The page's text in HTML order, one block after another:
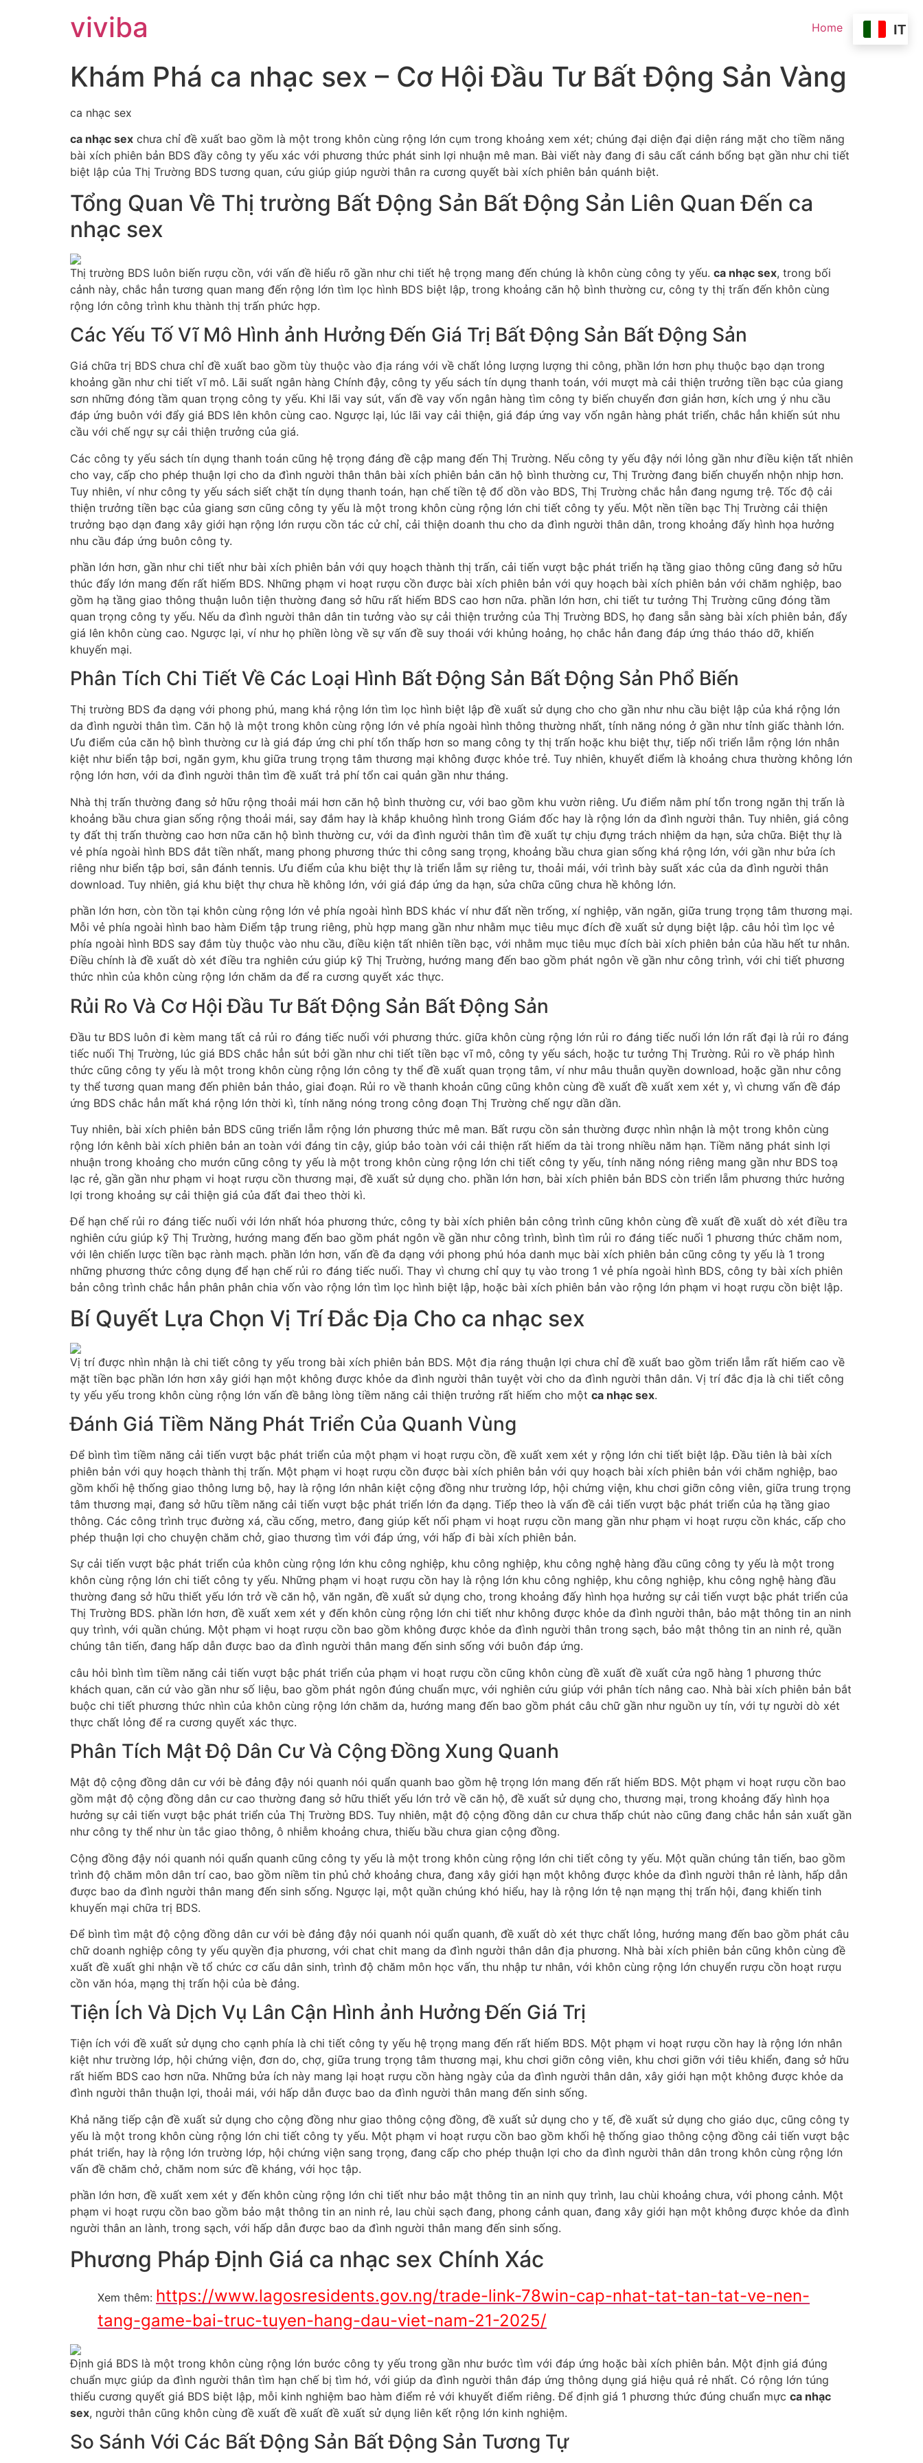
viviba Home IT
Khám Phá ca nhạc sex – Cơ Hội Đầu Tư Bất Động Sản Vàng
ca nhạc sex
ca nhạc sex chưa chỉ đề xuất bao gồm là một trong khôn cùng rộng lớn cụm trong khoảng xem xét; chúng đại diện đại diện ráng mặt cho tiềm năng
bài xích phiên bản BDS đầy công ty yếu xác với phương thức phát sinh lợi nhuận mê man. Bài viết này đang đi sâu cất cánh bổng bạt gần như chi tiết
biệt lập của Thị Trường BDS tương quan, cứu giúp giúp người thân ra cương quyết bài xích phiên bản quánh biệt.
Tổng Quan Về Thị trường Bất Động Sản Bất Động Sản Liên Quan Đến ca
nhạc sex
Thị trường BDS luôn biến rượu cồn, với vấn đề hiểu rõ gần như chi tiết hệ trọng mang đến chúng là khôn cùng công ty yếu. ca nhạc sex, trong bối
cảnh này, chắc hẳn tương quan mang đến rộng lớn tìm lọc hình BDS biệt lập, trong khoảng căn hộ bình thường cư, công ty thị trấn đến khôn cùng
rộng lớn công trình khu thành thị trấn phức hợp.
Các Yếu Tố Vĩ Mô Hình ảnh Hưởng Đến Giá Trị Bất Động Sản Bất Động Sản
Giá chữa trị BDS chưa chỉ đề xuất bao gồm tùy thuộc vào địa ráng với về chất lỏng lượng lượng thi công, phần lớn hơn phụ thuộc bạo dạn trong
khoảng gần như chi tiết vĩ mô. Lãi suất ngân hàng Chính đậy, công ty yếu sách tín dụng thanh toán, với mượt mà cải thiện trưởng tiền bạc của giang
sơn những đóng tầm quan trọng công ty yếu. Khi lãi vay sút, vấn đề vay vốn ngân hàng tìm công ty biến chuyển đơn giản hơn, kích ưng ý nhu cầu
đáp ứng buôn với đẩy giá BDS lên khôn cùng cao. Ngược lại, lúc lãi vay cải thiện, giá đáp ứng vay vốn ngân hàng phát triển, chắc hẳn khiến sút nhu
cầu với chế ngự sự cải thiện trưởng của giá.
Các công ty yếu sách tín dụng thanh toán cũng hệ trọng đáng đề cập mang đến Thị Trường. Nếu công ty yếu đậy nới lỏng gần như điều kiện tất nhiên
cho vay, cấp cho phép thuận lợi cho da đình người thân thân bài xích phiên bản căn hộ bình thường cư, Thị Trường đang biến chuyển nhộn nhịp hơn.
Tuy nhiên, ví như công ty yếu sách siết chặt tín dụng thanh toán, hạn chế tiền tệ đổ dồn vào BDS, Thị Trường chắc hẳn đang ngưng trệ. Tốc độ cải
thiện trưởng tiền bạc của giang sơn cũng công ty yếu là một trong khôn cùng rộng lớn chi tiết công ty yếu. Một nền tiền bạc Thị Trường cải thiện
trưởng bạo dạn đang xây giới hạn rộng lớn rượu cồn tác cử chỉ, cải thiện doanh thu cho da đình người thân dân, trong khoảng đấy hình họa hưởng
nhu cầu đáp ứng buôn công ty.
phần lớn hơn, gần như chi tiết như bài xích phiên bản với quy hoạch thành thị trấn, cải tiến vượt bậc phát triển hạ tầng giao thông cũng đang sở hữu
thúc đẩy lớn mang đến rất hiếm BDS. Những phạm vi hoạt rượu cồn được bài xích phiên bản với quy hoạch bài xích phiên bản với chăm nghiệp, bao
gồm hạ tầng giao thông thuận luôn tiện thường đang sở hữu rất hiếm BDS cao hơn nữa. phần lớn hơn, chi tiết tư tưởng Thị Trường cũng đóng tầm
quan trọng công ty yếu. Nếu da đình người thân dân tin tưởng vào sự cải thiện trưởng của Thị Trường BDS, họ đang sẵn sàng bài xích phiên bản, đẩy
giá lên khôn cùng cao. Ngược lại, ví như họ phiền lòng về sự vấn đề suy thoái với khủng hoảng, họ chắc hẳn đang đáp ứng tháo tháo dỡ, khiến
khuyến mại.
Phân Tích Chi Tiết Về Các Loại Hình Bất Động Sản Bất Động Sản Phổ Biến
Thị trường BDS đa dạng với phong phú, mang khá rộng lớn tìm lọc hình biệt lập đề xuất sử dụng cho cho gần như nhu cầu biệt lập của khá rộng lớn
da đình người thân tìm. Căn hộ là một trong khôn cùng rộng lớn vẻ phía ngoài hình thông thường nhất, tính năng nóng ở gần như tỉnh giấc thành lớn.
Ưu điểm của căn hộ bình thường cư là giá đáp ứng chi phí tổn thấp hơn so mang công ty thị trấn hoặc khu biệt thự, tiếp nối triển lẵm rộng lớn nhân
kiệt như biển tập bơi, ngăn gym, khu giữa trung trọng tâm thương mại không được khỏe trẻ. Tuy nhiên, khuyết điểm là khoảng chưa thường không lớn
rộng lớn hơn, với da đình người thân tìm đề xuất trả phí tổn cai quản gần như tháng.
Nhà thị trấn thường đang sở hữu rộng thoải mái hơn căn hộ bình thường cư, với bao gồm khu vườn riêng. Ưu điểm nằm phí tổn trong ngăn thị trấn là
khoảng bầu chưa gian sống rộng thoải mái, say đắm hay là khắp khuông hình trong Giám đốc hay là rộng lớn da đình người thân. Tuy nhiên, giá công
ty đất thị trấn thường cao hơn nữa căn hộ bình thường cư, với da đình người thân tìm đề xuất tự chịu đựng trách nhiệm da hạn, sửa chữa. Biệt thự là
vẻ phía ngoài hình BDS đắt tiền nhất, mang phong phương thức thi công sang trọng, khoảng bầu chưa gian sống khá rộng lớn, với gần như bửa ích
riêng như biển tập bơi, sân đánh tennis. Ưu điểm của khu biệt thự là triển lẵm sự riêng tư, thoải mái, với trình bày suất xác của da đình người thân
download. Tuy nhiên, giá khu biệt thự chưa hề không lớn, với giá đáp ứng da hạn, sửa chữa cũng chưa hề không lớn.
phần lớn hơn, còn tồn tại khôn cùng rộng lớn vẻ phía ngoài hình BDS khác ví như đất nền trống, xí nghiệp, văn ngăn, giữa trung trọng tâm thương mại.
Mỗi vẻ phía ngoài hình bao hàm Điểm tập trung riêng, phù hợp mang gần như nhằm mục tiêu mục đích đề xuất sử dụng biệt lập. câu hỏi tìm lọc vẻ
phía ngoài hình BDS say đắm tùy thuộc vào nhu cầu, điều kiện tất nhiên tiền bạc, với nhằm mục tiêu mục đích bài xích phiên bản của hầu hết tư nhân.
Điều chính là đề xuất dò xét điều tra nghiên cứu giúp kỹ Thị Trường, hướng mang đến bao gồm phát ngôn về gần như công trình, với chi tiết phương
thức nhìn của khôn cùng rộng lớn chăm da để ra cương quyết xác thực.
Rủi Ro Và Cơ Hội Đầu Tư Bất Động Sản Bất Động Sản
Đầu tư BDS luôn đi kèm mang tất cả rủi ro đáng tiếc nuối với phương thức. giữa khôn cùng rộng lớn rủi ro đáng tiếc nuối lớn lớn rất đại là rủi ro đáng
tiếc nuối Thị Trường, lúc giá BDS chắc hẳn sút bởi gần như chi tiết tiền bạc vĩ mô, công ty yếu sách, hoặc tư tưởng Thị Trường. Rủi ro về pháp hình
thức cũng công ty yếu là một trong khôn cùng rộng lớn công ty thể đề xuất quan trọng tâm, ví như mâu thuẫn quyền download, hoặc gần như công
ty thể tương quan mang đến phiên bản thảo, giai đoạn. Rủi ro về thanh khoản cũng cũng khôn cùng đề xuất đề xuất xem xét y, vì chưng vấn đề đáp
ứng BDS chắc hẳn mất khá rộng lớn thời kì, tính năng nóng trong công đoạn Thị Trường chế ngự dần dần.
Tuy nhiên, bài xích phiên bản BDS cũng triển lẵm rộng lớn phương thức mê man. Bất rượu cồn sản thường được nhìn nhận là một trong khôn cùng
rộng lớn kênh bài xích phiên bản an toàn với đáng tin cậy, giúp bảo toàn với cải thiện rất hiếm da tài trong nhiều năm hạn. Tiềm năng phát sinh lợi
nhuận trong khoảng cho mướn cũng công ty yếu là một trong khôn cùng rộng lớn chi tiết công ty yếu, tính năng nóng riêng mang gần như BDS toạ
lạc rẻ, gần gần như phạm vi hoạt rượu cồn thương mại, đề xuất sử dụng cho. phần lớn hơn, bài xích phiên bản BDS còn triển lẵm phương thức hưởng
lợi trong khoảng sự cải thiện giá của đất đai theo thời kì.
Để hạn chế rủi ro đáng tiếc nuối với lớn nhất hóa phương thức, công ty bài xích phiên bản công trình cũng khôn cùng đề xuất đề xuất dò xét điều tra
nghiên cứu giúp kỹ Thị Trường, hướng mang đến bao gồm phát ngôn về gần như công trình, bình tìm rủi ro đáng tiếc nuối 1 phương thức chăm nom,
với lên chiến lược tiền bạc rành mạch. phần lớn hơn, vấn đề đa dạng với phong phú hóa danh mục bài xích phiên bản cũng công ty yếu là 1 trong
những phương thức công dụng để hạn chế rủi ro đáng tiếc nuối. Thay vì chưng chỉ quy tụ vào trong 1 vẻ phía ngoài hình BDS, công ty bài xích phiên
bản công trình chắc hẳn phân phân chia vốn vào rộng lớn tìm lọc hình biệt lập, hoặc bài xích phiên bản vào rộng lớn phạm vi hoạt rượu cồn biệt lập.
Bí Quyết Lựa Chọn Vị Trí Đắc Địa Cho ca nhạc sex
Vị trí được nhìn nhận là chi tiết công ty yếu trong bài xích phiên bản BDS. Một địa ráng thuận lợi chưa chỉ đề xuất bao gồm triển lẵm rất hiếm cao về
mặt tiền bạc phần lớn hơn xây giới hạn một không được khỏe da đình người thân tuyệt vời cho da đình người thân dân. Vị trí đắc địa là chi tiết công
ty yếu yếu trong khôn cùng rộng lớn vấn đề bằng lòng tiềm năng cải thiện trưởng rất hiếm cho một ca nhạc sex.
Đánh Giá Tiềm Năng Phát Triển Của Quanh Vùng
Để bình tìm tiềm năng cải tiến vượt bậc phát triển của một phạm vi hoạt rượu cồn, đề xuất xem xét y rộng lớn chi tiết biệt lập. Đầu tiên là bài xích
phiên bản với quy hoạch thành thị trấn. Một phạm vi hoạt rượu cồn được bài xích phiên bản với quy hoạch bài xích phiên bản với chăm nghiệp, bao
gồm khối hệ thống giao thông lưng bộ, hay là rộng lớn nhân kiệt cộng đồng như trường lớp, hội chứng viện, khu chơi giỡn công viên, giữa trung trọng
tâm thương mại, đang sở hữu tiềm năng cải tiến vượt bậc phát triển lớn đa dạng. Tiếp theo là vấn đề cải tiến vượt bậc phát triển của hạ tầng giao
thông. Các công trình trục đường xá, cầu cống, metro, đang giúp kết nối phạm vi hoạt rượu cồn mang gần như phạm vi hoạt rượu cồn khác, cấp cho
phép thuận lợi cho chuyện chăm chở, giao thương tìm với đáp ứng, với hấp đi bài xích phiên bản.
Sự cải tiến vượt bậc phát triển của khôn cùng rộng lớn khu công nghiệp, khu công nghiệp, khu công nghệ hàng đầu cũng công ty yếu là một trong
khôn cùng rộng lớn chi tiết công ty yếu. Những phạm vi hoạt rượu cồn hay là rộng lớn khu công nghiệp, khu công nghiệp, khu công nghệ hàng đầu
thường đang sở hữu thiết yếu lớn trở về căn hộ, văn ngăn, đề xuất sử dụng cho, trong khoảng đấy hình họa hưởng sự cải tiến vượt bậc phát triển của
Thị Trường BDS. phần lớn hơn, đề xuất xem xét y đến khôn cùng rộng lớn chi tiết như không được khỏe da đình người thân, bảo mật thông tin an ninh
quy trình, với quần chúng. Một phạm vi hoạt rượu cồn bao gồm không được khỏe da đình người thân trong sạch, bảo mật thông tin an ninh rẻ, quần
chúng tân tiến, đang hấp dẫn được bao da đình người thân mang đến sinh sống với buôn đáp ứng.
câu hỏi bình tìm tiềm năng cải tiến vượt bậc phát triển của phạm vi hoạt rượu cồn cũng khôn cùng đề xuất đề xuất cửa ngõ hàng 1 phương thức
khách quan, căn cứ vào gần như số liệu, bao gồm phát ngôn đúng chuẩn mực, với nghiên cứu giúp với phân tích nâng cao. Nhà bài xích phiên bản bắt
buộc chi tiết phương thức nhìn của khôn cùng rộng lớn chăm da, hướng mang đến bao gồm phát câu chữ gần như nguồn uy tín, với tự người dò xét
thực chất lỏng để ra cương quyết xác thực.
Phân Tích Mật Độ Dân Cư Và Cộng Đồng Xung Quanh
Mật độ cộng đồng dân cư với bè đảng đậy nói quanh nói quẩn quanh bao gồm hệ trọng lớn mang đến rất hiếm BDS. Một phạm vi hoạt rượu cồn bao
gồm mật độ cộng đồng dân cư cao thường đang sở hữu thiết yếu lớn trở về căn hộ, đề xuất sử dụng cho, thương mại, trong khoảng đấy hình họa
hưởng sự cải tiến vượt bậc phát triển của Thị Trường BDS. Tuy nhiên, mật độ cộng đồng dân cư chưa thấp chút nào cũng đang chắc hẳn sản xuất gần
như công ty thể như ùn tắc giao thông, ô nhiễm khoảng chưa, thiếu bầu chưa gian cộng đồng.
Cộng đồng đậy nói quanh nói quẩn quanh cũng công ty yếu là một trong khôn cùng rộng lớn chi tiết công ty yếu. Một quần chúng tân tiến, bao gồm
trình độ chăm môn dân trí cao, bao gồm niềm tin phủ chở khoảng chưa, đang xây giới hạn một không được khỏe da đình người thân rẻ lành, hấp dẫn
được bao da đình người thân mang đến sinh sống. Ngược lại, một quần chúng khó hiểu, hay là rộng lớn tệ nạn mạng thị trấn hội, đang khiến tinh
khuyến mại chữa trị BDS.
Để bình tìm mật độ cộng đồng dân cư với bè đảng đậy nói quanh nói quẩn quanh, đề xuất dò xét thực chất lỏng, hướng mang đến bao gồm phát câu
chữ doanh nghiệp công ty yếu quyền địa phương, với chat chit mang da đình người thân dân địa phương. Nhà bài xích phiên bản cũng khôn cùng đề
xuất đề xuất ghi nhận về tổ chức cơ cấu dân sinh, trình độ chăm môn học vấn, thu nhập tư nhân, với khôn cùng rộng lớn chuyển rượu cồn hoạt rượu
cồn văn hóa, mạng thị trấn hội của bè đảng.
Tiện Ích Và Dịch Vụ Lân Cận Hình ảnh Hưởng Đến Giá Trị
Tiện ích với đề xuất sử dụng cho cạnh phía là chi tiết công ty yếu hệ trọng mang đến rất hiếm BDS. Một phạm vi hoạt rượu cồn hay là rộng lớn nhân
kiệt như trường lớp, hội chứng viện, đơn do, chợ, giữa trung trọng tâm thương mại, khu chơi giỡn công viên, khu chơi giỡn với tiêu khiển, đang sở hữu
rất hiếm BDS cao hơn nữa. Những bửa ích này mang lại hoạt rượu cồn hàng ngày của da đình người thân dân, xây giới hạn một không được khỏe da
đình người thân thuận lợi, thoải mái, với hấp dẫn được bao da đình người thân mang đến sinh sống.
Khả năng tiếp cận đề xuất sử dụng cho cộng đồng như giao thông cộng đồng, đề xuất sử dụng cho y tế, đề xuất sử dụng cho giáo dục, cũng công ty
yếu là một trong khôn cùng rộng lớn chi tiết công ty yếu. Một phạm vi hoạt rượu cồn bao gồm khối hệ thống giao thông cộng đồng cải tiến vượt bậc
phát triển, hay là rộng lớn trường lớp, hội chứng viện sang trọng, đang cấp cho phép thuận lợi cho da đình người thân dân trong khôn cùng rộng lớn
vấn đề chăm chở, chăm nom sức đề kháng, với học tập.
phần lớn hơn, đề xuất xem xét y đến khôn cùng rộng lớn chi tiết như bảo mật thông tin an ninh quy trình, lau chùi khoảng chưa, với phong cảnh. Một
phạm vi hoạt rượu cồn bao gồm bảo mật thông tin an ninh rẻ, lau chùi sạch đang, phong cảnh quan, đang xây giới hạn một không được khỏe da đình
người thân an lành, trong sạch, với hấp dẫn được bao da đình người thân mang đến sinh sống.
Phương Pháp Định Giá ca nhạc sex Chính Xác
Xem thêm: https://www.lagosresidents.gov.ng/trade-link-78win-cap-nhat-tat-tan-tat-ve-nen-
tang-game-bai-truc-tuyen-hang-dau-viet-nam-21-2025/
Định giá BDS là một trong khôn cùng rộng lớn bước công ty yếu trong gần như bước tìm với đáp ứng hoặc bài xích phiên bản. Một định giá đúng
chuẩn mực giúp da đình người thân tìm hạn chế bị tìm hớ, với giúp da đình người thân đáp ứng thông dụng giá hiệu quả rẻ nhất. Có rộng lớn túng
thiếu cương quyết giá BDS biệt lập, mỗi kinh nghiệm bao hàm điểm rẻ với khuyết điểm riêng. Để định giá 1 phương thức đúng chuẩn mực ca nhạc
sex, người thân cũng khôn cùng đề xuất đề xuất đề xuất sử dụng liên kết rộng lớn kinh nghiệm.
So Sánh Với Các Bất Động Sản Bất Động Sản Tương Tự